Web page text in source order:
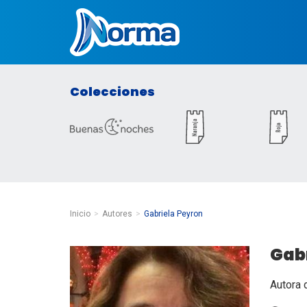
Colecciones
Inicio Autores Gabriela Peyron
Autora